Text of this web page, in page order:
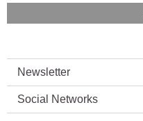
Newsletter
Social Networks